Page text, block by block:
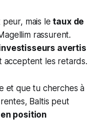
peur, mais letaux de
rassurent.
avertis
acceptent les retards.
et que tu cherches à
Baltis peut
position